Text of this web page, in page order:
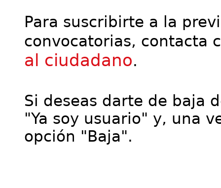
Para suscribirte a la
convocatorias, contacta
al ciudadano.
Si deseas darte de baja
"Ya soy usuario" y, una
opción "Baja".